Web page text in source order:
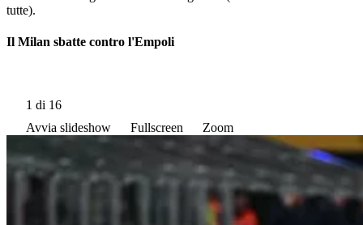
tutte).
Il Milan sbatte contro l'Empoli
1 di 16
Avvia slideshow
Fullscreen Zoom